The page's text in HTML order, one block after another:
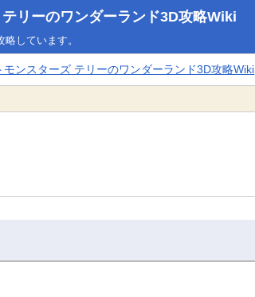
リーのワンダーランド3D攻略Wiki
しています。
モンスターズ テリーのワンダーランド3D攻略Wiki